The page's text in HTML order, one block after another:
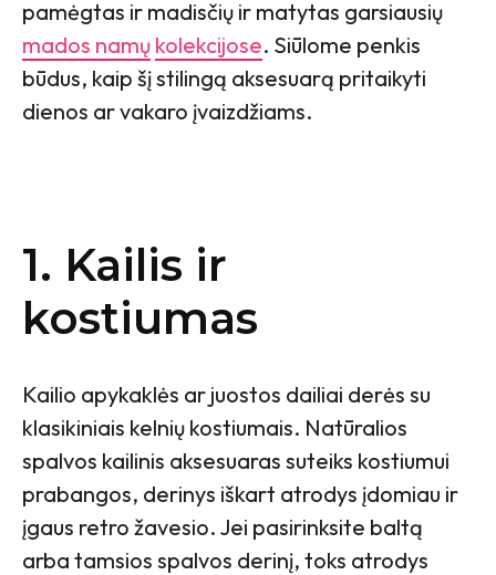
pamėgtas ir madisčių ir matytas garsiausių
mados namų kolekcijose. Siūlome penkis
būdus, kaip šį stilingą aksesuarą pritaikyti
dienos ar vakaro įvaizdžiams.
1. Kailis ir
kostiumas
Kailio apykaklės ar juostos dailiai derės su
klasikiniais kelnių kostiumais. Natūralios
spalvos kailinis aksesuaras suteiks kostiumui
prabangos, derinys iškart atrodys įdomiau ir
įgaus retro žavesio. Jei pasirinksite baltą
arba tamsios spalvos derinį, toks atrodys